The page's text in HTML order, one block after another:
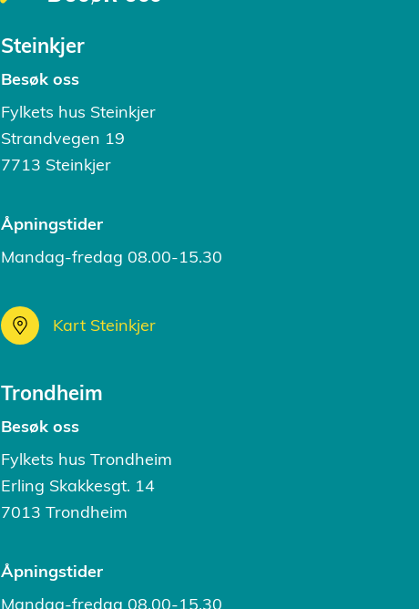
Steinkjer
Besøk oss
Fylkets hus Steinkjer
Strandvegen 19
7713 Steinkjer
Åpningstider
Mandag-fredag 08.00-15.30
Kart Steinkjer
Trondheim
Besøk oss
Fylkets hus Trondheim
Erling Skakkesgt. 14
7013 Trondheim
Åpningstider
Mandag-fredag 08.00-15.30